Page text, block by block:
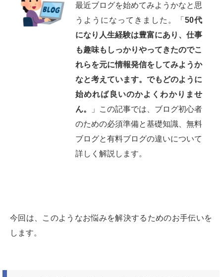
最近ブログを始めてみようかなと思
うようになってきました。「 50代
になり人生経験は豊富にあり、仕事
も趣味もしっかりやってきたのでこ
れらを元に情報発信をしてみようか
なと考えています。でもどのように
始めれば良いのかよくわかりませ
ん。
」この記事では、ブログ初心者
のための必須準備と基礎知識、無料
ブログと有料ブログの違いについて
詳しく解説します。
今回は、このようなお悩みを解決するためのお手伝いを
します。